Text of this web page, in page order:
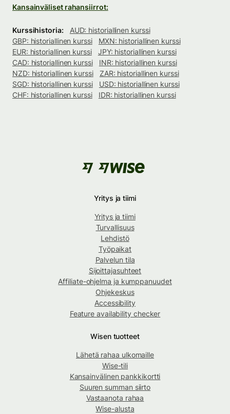
Kansainväliset rahansiirrot:
Kurssihistoria:
AUD: historiallinen kurssi
GBP: historiallinen kurssi
MXN: historiallinen kurssi
EUR: historiallinen kurssi
JPY: historiallinen kurssi
CAD: historiallinen kurssi
INR: historiallinen kurssi
NZD: historiallinen kurssi
ZAR: historiallinen kurssi
SGD: historiallinen kurssi
USD: historiallinen kurssi
CHF: historiallinen kurssi
IDR: historiallinen kurssi
Yritys ja tiimi
Yritys ja tiimi
Turvallisuus
Lehdistö
Työpaikat
Palvelun tila
Sijoittajasuhteet
Affiliate-ohjelma ja kumppanuudet
Ohjekeskus
Accessibility
Feature availability checker
Wisen tuotteet
Lähetä rahaa ulkomaille
Wise-tili
Kansainvälinen pankkikortti
Suuren summan siirto
Vastaanota rahaa
Wise-alusta